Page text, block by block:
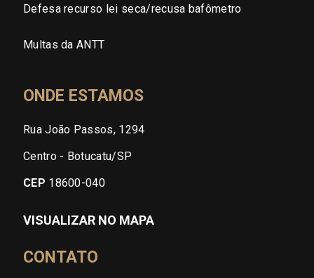
Defesa recurso lei seca/recusa bafômetro
Multas da ANTT
ONDE ESTAMOS
Rua João Passos, 1294
Centro - Botucatu/SP
CEP 18600-040
VISUALIZAR NO MAPA
CONTATO